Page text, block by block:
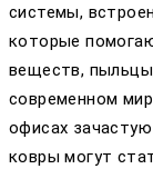
системы,
которые
веществ,
современном
офисах
ковры могут